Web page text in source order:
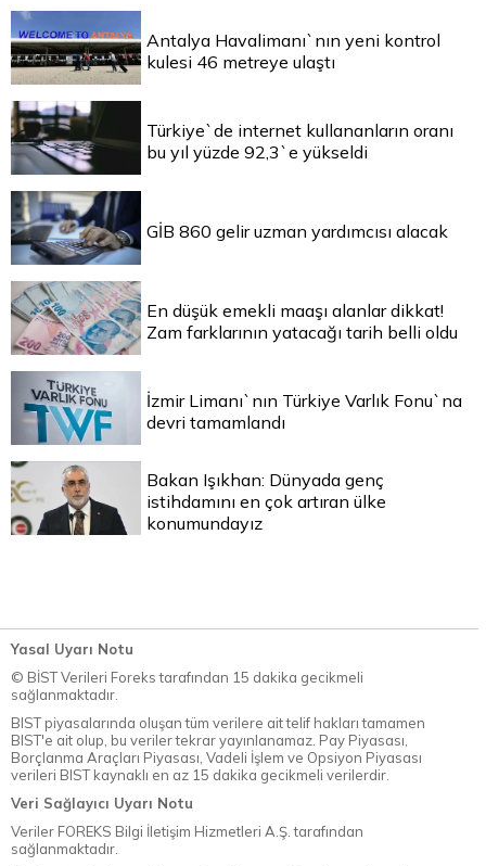
Antalya Havalimanı`nın yeni kontrol
kulesi 46 metreye ulaştı
Türkiye`de internet kullananların oranı
bu yıl yüzde 92,3`e yükseldi
GİB 860 gelir uzman yardımcısı alacak
En düşük emekli maaşı alanlar dikkat!
Zam farklarının yatacağı tarih belli oldu
İzmir Limanı`nın Türkiye Varlık Fonu`na
devri tamamlandı
Bakan Işıkhan: Dünyada genç
istihdamını en çok artıran ülke
konumundayız
Yasal Uyarı Notu
© BİST Verileri Foreks tarafından 15 dakika gecikmeli
sağlanmaktadır.
BIST piyasalarında oluşan tüm verilere ait telif hakları tamamen
BIST'e ait olup, bu veriler tekrar yayınlanamaz. Pay Piyasası,
Borçlanma Araçları Piyasası, Vadeli İşlem ve Opsiyon Piyasası
verileri BIST kaynaklı en az 15 dakika gecikmeli verilerdir.
Veri Sağlayıcı Uyarı Notu
Veriler FOREKS Bilgi İletişim Hizmetleri A.Ş. tarafından
sağlanmaktadır.